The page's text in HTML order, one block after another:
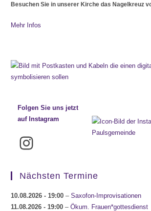
Besuchen Sie in unserer Kirche das Nagelkreuz
Mehr Infos
Folgen Sie uns jetzt
auf Instagram
Instagram
Nächsten Termine
10.08.2026 - 19:00 –Saxofon-Improvisationen
11.08.2026 - 19:00 –Ökum. Frauen*gottesdienst